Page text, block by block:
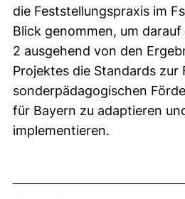
die Feststellungspraxis im
Blick genommen, um
2 ausgehend von den
Projektes die Standards zur
sonderpädagogischen
für Bayern zu adaptieren
implementieren.